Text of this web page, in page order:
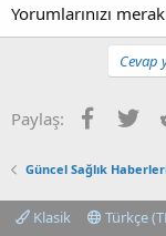
Yorumlarınızı
Cevap
Paylaş:
Güncel Sağlık
Klasik Türkçe